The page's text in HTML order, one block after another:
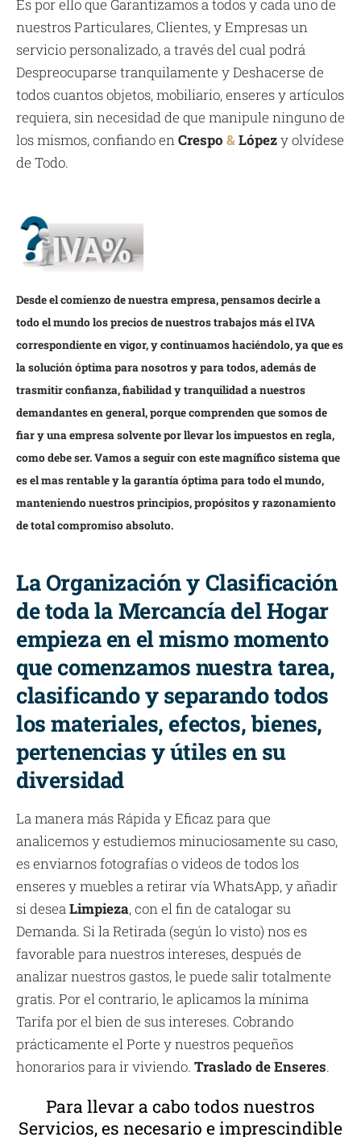
Es por ello que Garantizamos a todos y cada uno de
nuestros Particulares, Clientes, y Empresas un
servicio personalizado, a través del cual podrá
Despreocuparse tranquilamente y Deshacerse de
todos cuantos objetos, mobiliario, enseres y artículos
requiera, sin necesidad de que manipule ninguno de
los mismos, confiando en Crespo & Lópezy olvídese
de Todo.
Desde el comienzo de nuestra empresa, pensamos decirle a
todo el mundo los precios de nuestros trabajos más el IVA
correspondiente en vigor, y continuamos haciéndolo, ya que es
la solución óptima para nosotros y para todos, además de
trasmitir confianza, fiabilidad y tranquilidad a nuestros
demandantes en general, porque comprenden que somos de
fiar y una empresa solvente por llevar los impuestos en regla,
como debe ser. Vamos a seguir con este magnífico sistema que
es el mas rentable y la garantía óptima para todo el mundo,
manteniendo nuestros principios, propósitos y razonamiento
de total compromiso absoluto.
La Organización y Clasificación
de toda la Mercancía del Hogar
empieza en el mismo momento
que comenzamos nuestra tarea,
clasificando y separando todos
los materiales, efectos, bienes,
pertenencias y útiles en su
diversidad
La manera más Rápida y Eficaz para que
analicemos y estudiemos minuciosamente su caso,
es enviarnos fotografías o videos de todos los
enseres y muebles a retirar vía WhatsApp, y añadir
si deseaLimpieza, con el fin de catalogar su
Demanda. Si la Retirada (según lo visto) nos es
favorable para nuestros intereses, después de
analizar nuestros gastos, le puede salir totalmente
gratis. Por el contrario, le aplicamos la mínima
Tarifa por el bien de sus intereses. Cobrando
prácticamente el Porte y nuestros pequeños
honorarios para ir viviendo. Traslado de Enseres.
Para llevar a cabo todos nuestros
Servicios, es necesario e imprescindible